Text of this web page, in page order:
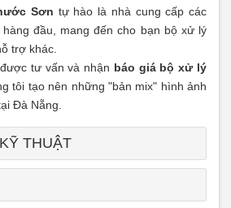
Sơn tự hào là nhà cung cấp các
đầu, mang đến cho bạn bộ xử lý
trợ khác.
tư vấn và nhận báo giá bộ xử lý
tôi tạo nên những "bản mix" hình ảnh
Đà Nẵng.
THUẬT